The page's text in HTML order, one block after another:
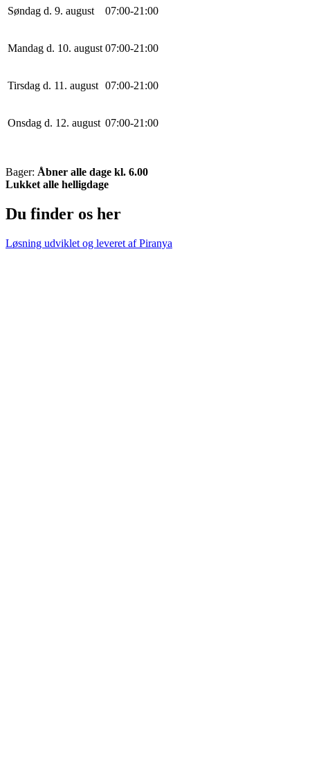
Søndag d. 9. august 07:00-21 :00
Mandag d. 10. august 07:00-21 :00
Tirsdag d. 11. august 07:00-21 :00
Onsdag d. 12. august 07:00-21 :00
Bager: Åbner alle dage kl. 6.00
Lukket alle helligdage
Du finder os her
Løsning udviklet og leveret afPiranya